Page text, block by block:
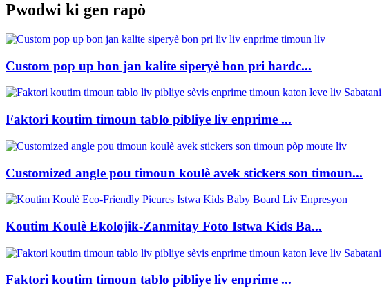
Pwodwi ki gen rapò
Custom pop up bon jan kalite siperyè bon pri hardc...
Faktori koutim timoun tablo pibliye liv enprime ...
Customized angle pou timoun koulè avek stickers son timoun...
Koutim Koulè Ekolojik-Zanmitay Foto Istwa Kids Ba...
Faktori koutim timoun tablo pibliye liv enprime ...